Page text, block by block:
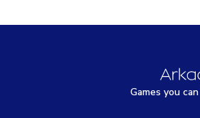
Games you can